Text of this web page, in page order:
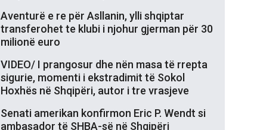
Aventurë e re për Asllanin, ylli shqiptar
transferohet te klubi i njohur gjerman për 30
milionë euro
VIDEO/ I prangosur dhe nën masa të rrepta
sigurie, momenti i ekstradimit të Sokol
Hoxhës në Shqipëri, autor i tre vrasjeve
Senati amerikan konfirmon Eric P. Wendt si
ambasador të SHBA-së në Shqipëri